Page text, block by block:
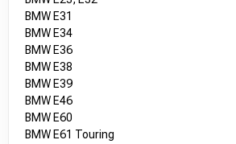
BMW E31
BMW E34
BMW E36
BMW E38
BMW E39
BMW E46
BMW E60
BMW E61 Touring